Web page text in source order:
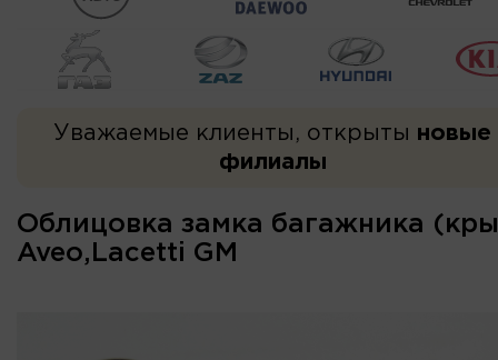
Уважаемые клиенты, открыты новые
филиалы
Облицовка замка багажника
Aveo,Lacetti GM